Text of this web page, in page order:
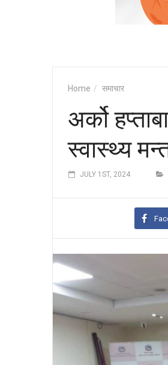
Home समाचार
अर्को
स्वास्थ्य
JULY 1ST, 2024